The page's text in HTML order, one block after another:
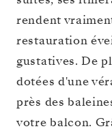
rendent
restauration
gustatives. De
dotées d'une
près des
votre balcon.